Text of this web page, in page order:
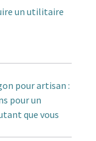
un utilitaire
pour artisan :
pour un
que vous